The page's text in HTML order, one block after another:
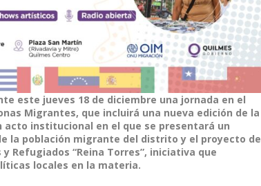
este jueves 18 de diciembre una jornada en el
Migrantes, que incluirá una nueva edición de la
acto institucional en el que se presentará un
la población migrante del distrito y el proyecto de
Refugiados “Reina Torres”, iniciativa que
locales en la materia.